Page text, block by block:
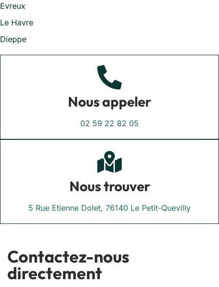
Evreux
Le Havre
Dieppe
Nous appeler
02 59 22 82 05
Nous trouver
5 Rue Etienne Dolet, 76140 Le Petit-Quevilly
Contactez-nous
directement